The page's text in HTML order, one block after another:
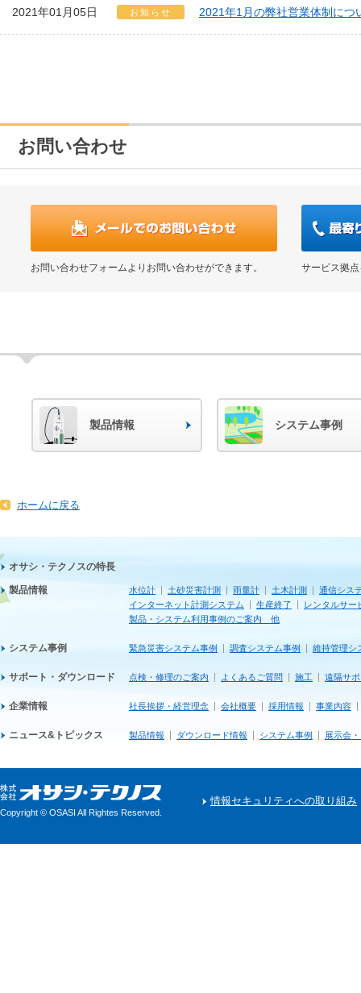
2021年01月05日 お知らせ 2021年1月の弊社営業体制につ
お問い合わせ
お問い合わせフォームよりお問い合わせができます。 サービス拠
製品情報 システム事例
ホームに戻る
オサシ・テクノスの特長
製品情報 水位計 土砂災害計測 雨量計 土木計測
通信シス
インターネット計測システム
生産終了
レンタルサー
製品・システム利用事例のご案内 他
システム事例 緊急災害システム事例 調査システム事例 維持管理シ
サポート・ダウンロード 点検・修理のご案内 よくあるご質問 施工 遠隔サ
企業情報 社長挨拶・経営理念 会社概要 採用情報 事業内容
ニュース&トピックス 製品情報 ダウンロード情報 システム事例 展示会
Copyright © OSASI All Rightes Reserved.
情報セキュリティへの取り組み